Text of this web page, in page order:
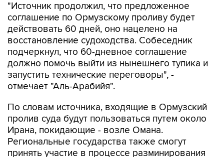
"Источник продолжил, что предложенное
соглашение по Ормузскому проливу будет
действовать 60 дней, оно нацелено на
восстановление судоходства. Собеседник
подчеркнул, что 60-дневное соглашение
должно помочь выйти из нынешнего тупика и
запустить технические переговоры", -
отмечает "Аль-Арабийя".
По словам источника, входящие в Ормузский
пролив суда будут пользоваться путем около
Ирана, покидающие - возле Омана.
Региональные государства также смогут
принять участие в процессе разминирования